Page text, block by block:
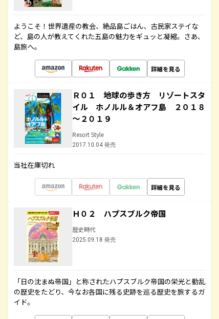
ようこそ！世界遺産の教会、絶品島ごはん、古民家ステイな
ど、島の人が教えてくれた五島の魅力をギュッと凝縮。さあ、
島旅へ。
詳細を見る
Ｒ０１ 地球の歩き方 リゾートスタ
イル ホノルル＆オアフ島 ２０１８
～２０１９
Resort Style
2017.10.04 発売
当社在庫切れ
詳細を見る
Ｈ０２ ハプスブルク帝国
歴史時代
2025.09.18 発売
「日の沈まぬ帝国」と称されたハプスブルク帝国の栄光と動乱
の歴史をたどり、今なお各国に残る史跡を巡る歴史を旅するガ
イド。